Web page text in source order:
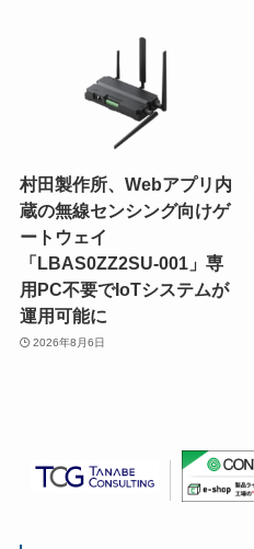
村田製作所、Webアプリ内
蔵の無線センシング向けゲ
ートウェイ
「LBAS0ZZ2SU-001」専
用PC不要でIoTシステムが
運用可能に
2026年8月6日